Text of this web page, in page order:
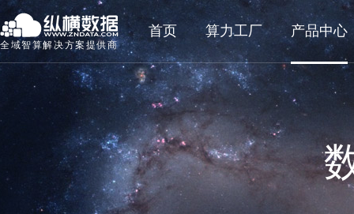
全域智算解决方案提供商
首页 算力工厂 产品中心